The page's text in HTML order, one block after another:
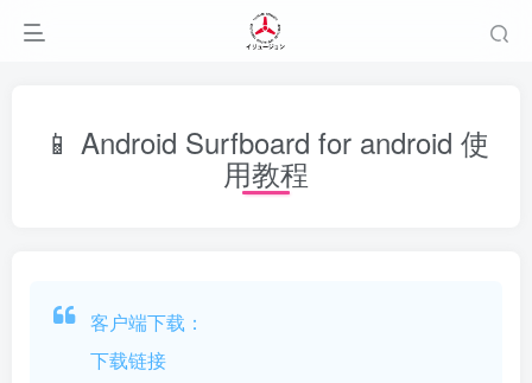
📱 Android Surfboard for android 使
用教程
客户端下载：
下载链接